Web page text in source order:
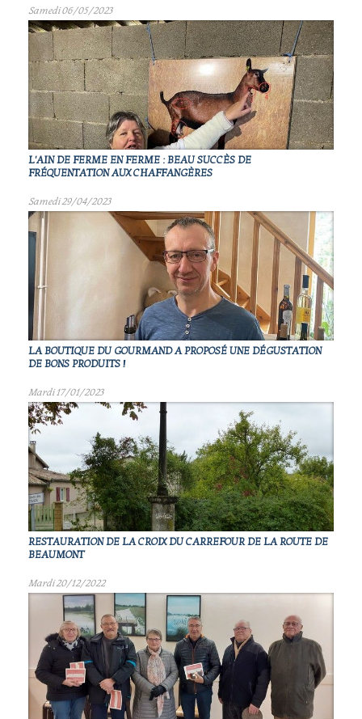
Samedi 06/05/2023
L'AIN DE FERME EN FERME : BEAU SUCCÈS DE
FRÉQUENTATION AUX CHAFFANGÈRES
Samedi 29/04/2023
LA BOUTIQUE DU GOURMAND A PROPOSÉ UNE DÉGUSTATION
DE BONS PRODUITS !
Mardi 17/01/2023
RESTAURATION DE LA CROIX DU CARREFOUR DE LA ROUTE DE
BEAUMONT
Mardi 20/12/2022